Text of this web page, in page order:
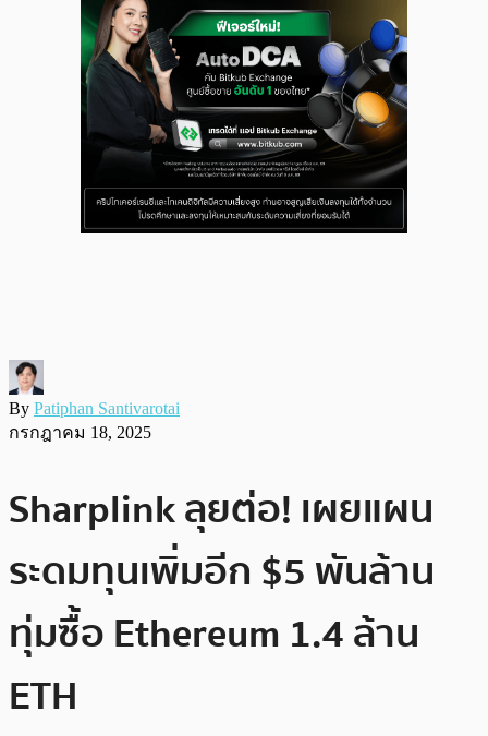
By Patiphan Santivarotai
กรกฎาคม 18, 2025
Sharplink ลุยต่อ! เผยแผน
ระดมทุนเพิ่มอีก $5 พันล้าน
ทุ่มซื้อ Ethereum 1.4 ล้าน
ETH